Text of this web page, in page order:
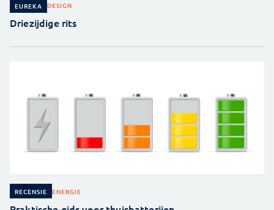
EUREKA DESIGN
Driezijdige rits
RECENSIE ENERGIE